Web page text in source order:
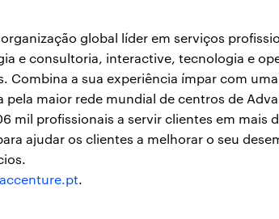
global líder em serviços
e consultoria, interactive, tecnologia e
Combina a sua experiência ímpar com
pela maior rede mundial de centros de
mil profissionais a servir clientes em mais
ajudar os clientes a melhorar o seu
t.